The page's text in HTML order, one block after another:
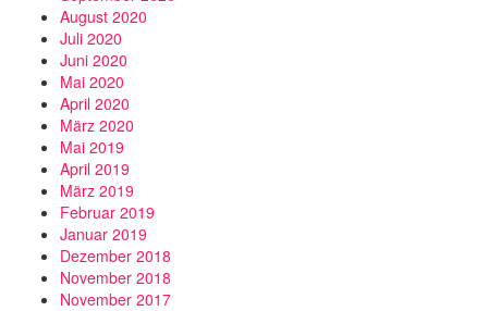
August 2020
Juli 2020
Juni 2020
Mai 2020
April 2020
März 2020
Mai 2019
April 2019
März 2019
Februar 2019
Januar 2019
Dezember 2018
November 2018
November 2017